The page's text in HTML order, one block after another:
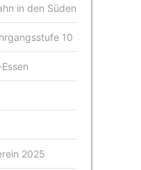
in den Süden
10
2025